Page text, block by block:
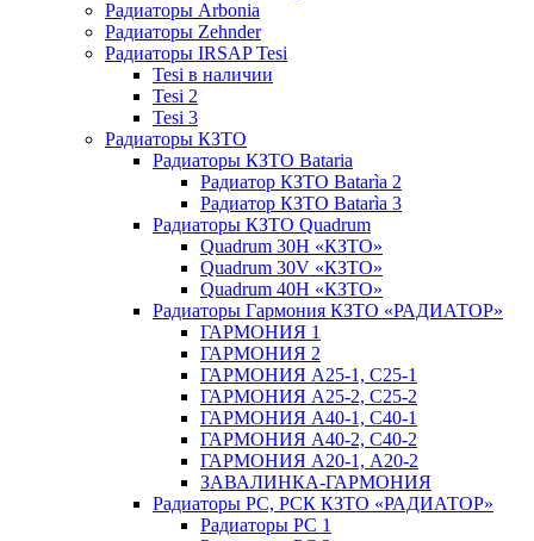
Радиаторы Arbonia
Радиаторы Zehnder
Радиаторы IRSAP Tesi
Tesi в наличии
Tesi 2
Tesi 3
Радиаторы КЗТО
Радиаторы КЗТО Bataria
Радиатор КЗТО Batarìa 2
Радиатор КЗТО Batarìa 3
Радиаторы КЗТО Quadrum
Quadrum 30H «КЗТО»
Quadrum 30V «КЗТО»
Quadrum 40H «КЗТО»
Радиаторы Гармония КЗТО «РАДИАТОР»
ГАРМОНИЯ 1
ГАРМОНИЯ 2
ГАРМОНИЯ А25-1, С25-1
ГАРМОНИЯ А25-2, С25-2
ГАРМОНИЯ А40-1, С40-1
ГАРМОНИЯ А40-2, С40-2
ГАРМОНИЯ А20-1, А20-2
ЗАВАЛИНКА-ГАРМОНИЯ
Радиаторы РС, РСК КЗТО «РАДИАТОР»
Радиаторы РС 1